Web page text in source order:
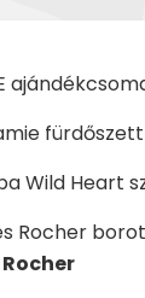
fürdőszett
Wild Heart
Rocher